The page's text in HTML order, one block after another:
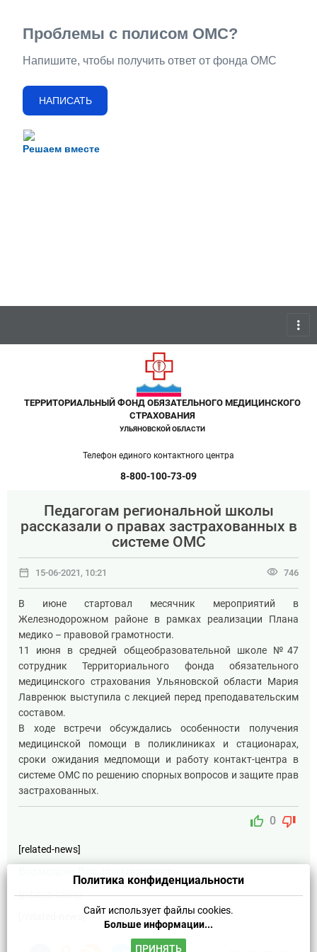
Решаем вместе
Проблемы с полисом ОМС?
Напишите, чтобы получить ответ от фонда ОМС
НАПИСАТЬ
more_vert
ТЕРРИТОРИАЛЬНЫЙ ФОНД ОБЯЗАТЕЛЬНОГО МЕДИЦИНСКОГО
СТРАХОВАНИЯ
УЛЬЯНОВСКОЙ ОБЛАСТИ
Телефон единого контактного центра
8-800-100-73-09
Педагогам региональной школы
рассказали о правах застрахованных в
системе ОМС
date_range 15-06-2021, 10:21 visibility 746
В июне стартовал месячник мероприятий в
Железнодорожном районе в рамках реализации Плана
медико – правовой грамотности.
11 июня в средней общеобразовательной школе №47
сотрудник Территориального фонда обязательного
медицинского страхования Ульяновской области Мария
Лавренюк выступила с лекцией перед преподавательским
составом.
В ходе встречи обсуждались особенности получения
медицинской помощи в поликлиниках и стационарах,
сроки ожидания медпомощи и работу контакт-центра в
системе ОМС по решению спорных вопросов и защите прав
застрахованных.
thumb_up 0 thumb_down
[related-news]
{related-news}
[/related-news]
Политика конфиденциальности
Сайт использует файлы cookies.
Больше информации...
ПРИНЯТЬ